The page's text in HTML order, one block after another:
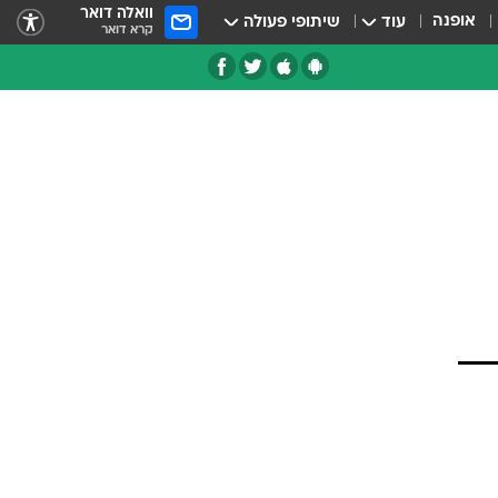
אופנה עוד שיתופי פעולה וואלה דואר
קרא דואר